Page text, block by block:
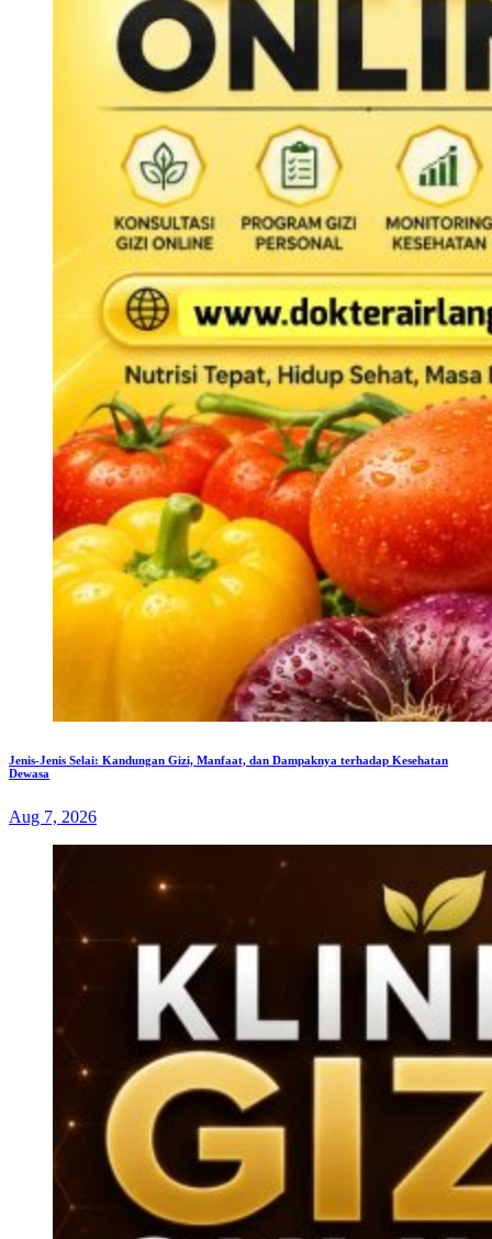
Jenis-Jenis Selai: Kandungan Gizi, Manfaat, dan Dampaknya terhadap Kesehatan
Dewasa
Aug 7, 2026